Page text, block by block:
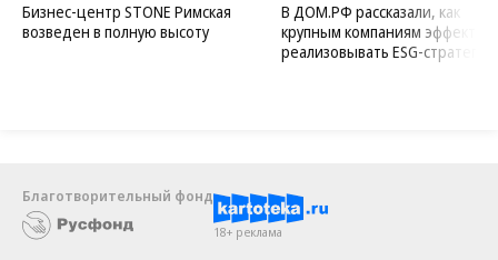
Бизнес-центр STONE Римская
возведен в полную высоту
В ДОМ.РФ рассказали, как
крупным компаниям
реализовывать ESG-стратегию
Благотворительный фонд
18+ реклама